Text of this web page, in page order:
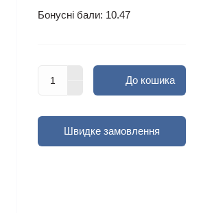
Бонусні бали: 10.47
До кошика
Швидке замовлення